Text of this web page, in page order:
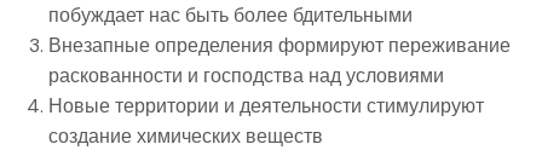
побуждает нас быть более бдительными
Внезапные определения формируют переживание
раскованности и господства над условиями
Новые территории и деятельности стимулируют
создание химических веществ